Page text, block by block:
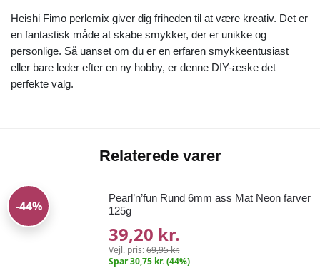
Heishi Fimo perlemix giver dig friheden til at være kreativ. Det er
en fantastisk måde at skabe smykker, der er unikke og
personlige. Så uanset om du er en erfaren smykkeentusiast
eller bare leder efter en ny hobby, er denne DIY-æske det
perfekte valg.
Relaterede varer
-44%
Pearl’n’fun Rund 6mm ass Mat Neon farver
125g
39,20 kr.
Vejl. pris:69,95 kr.
Spar 30,75 kr. (44%)